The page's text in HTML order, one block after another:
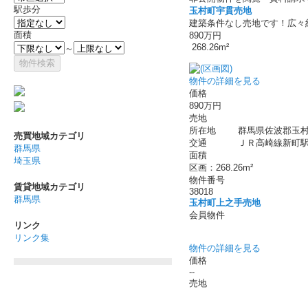
玉村町宇貫売地
建築条件なし売地です！広
890万円
268.26m²
物件の詳細を見る
価格
890万円
売地
所在地
群馬県佐波郡玉
交通
ＪＲ高崎線新町
面積
区画：268.26m²
物件番号
38018
玉村町上之手売地
会員物件
物件の詳細を見る
価格
--
売地
駅歩分
面積
～
売買地域カテゴリ
群馬県
埼玉県
賃貸地域カテゴリ
群馬県
リンク
リンク集